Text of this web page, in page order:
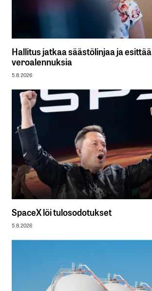
Hallitus jatkaa säästölinjaa ja esittää
veroalennuksia
5.8.2026
SpaceX löi tulosodotukset
5.8.2026